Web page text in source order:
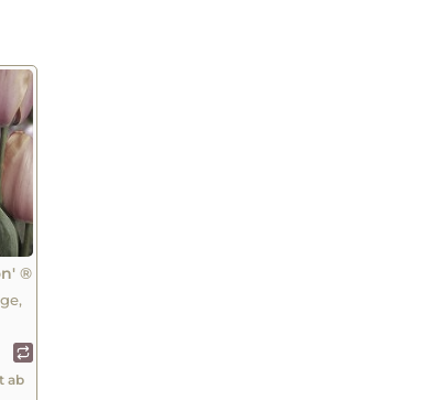
®
ab